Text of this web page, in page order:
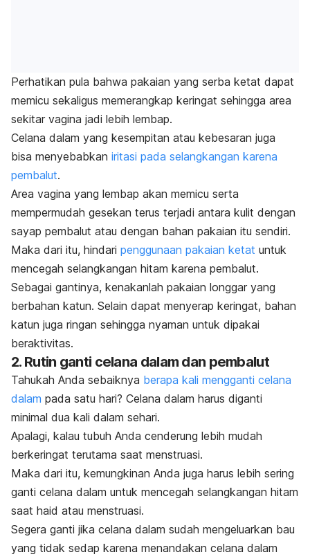
Perhatikan pula bahwa pakaian yang serba ketat dapat
memicu sekaligus memerangkap keringat sehingga area
sekitar vagina jadi lebih lembap.
Celana dalam yang kesempitan atau kebesaran juga
bisa menyebabkan iritasi pada selangkangan karena
pembalut.
Area vagina yang lembap akan memicu serta
mempermudah gesekan terus terjadi antara kulit dengan
sayap pembalut atau dengan bahan pakaian itu sendiri.
Maka dari itu, hindari penggunaan pakaian ketat untuk
mencegah selangkangan hitam karena pembalut.
Sebagai gantinya, kenakanlah pakaian longgar yang
berbahan katun. Selain dapat menyerap keringat, bahan
katun juga ringan sehingga nyaman untuk dipakai
beraktivitas.
2. Rutin ganti celana dalam dan pembalut
Tahukah Anda sebaiknya berapa kali mengganti celana
dalam pada satu hari? Celana dalam harus diganti
minimal dua kali dalam sehari.
Apalagi, kalau tubuh Anda cenderung lebih mudah
berkeringat terutama saat menstruasi.
Maka dari itu, kemungkinan Anda juga harus lebih sering
ganti celana dalam untuk mencegah selangkangan hitam
saat haid atau menstruasi.
Segera ganti jika celana dalam sudah mengeluarkan bau
yang tidak sedap karena menandakan celana dalam